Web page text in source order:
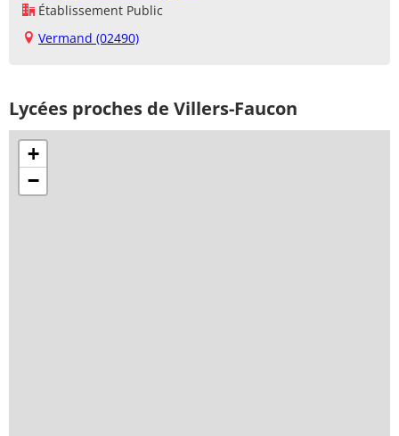
Établissement Public
Vermand (02490)
Lycées proches de Villers-Faucon
+
−